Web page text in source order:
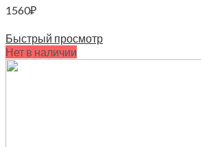
1560₽
Быстрый просмотр
Нет в наличии